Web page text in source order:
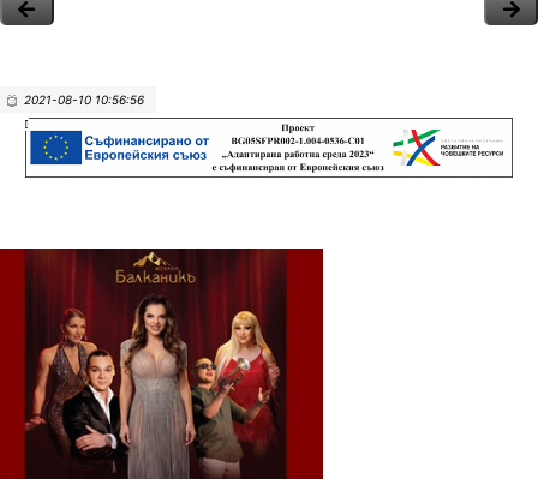
2021-08-10 10:56:56